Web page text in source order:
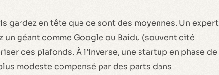
gardez en tête que ce sont des moyennes. Un expert
un géant comme Google ou Baidu (souvent cité
ces plafonds. À l’inverse, une startup en phase de
modeste compensé par des parts dans